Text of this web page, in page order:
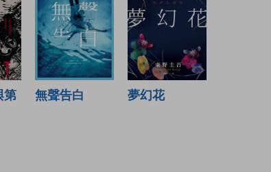
第
無聲告白 夢幻花